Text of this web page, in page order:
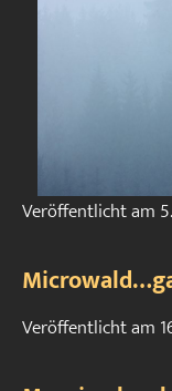
Veröffentlicht am
Veröffentlicht am